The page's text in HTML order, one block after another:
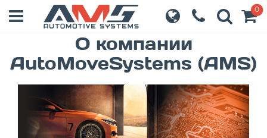
0
О компании
AutoMoveSystems (AMS)